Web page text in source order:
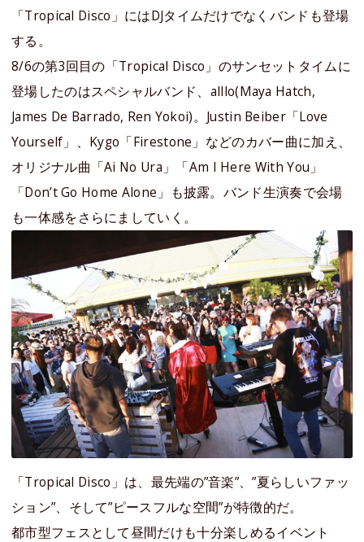
「Tropical Disco」にはDJタイムだけでなくバンドも登場
する。
8/6の第3回目の「Tropical Disco」のサンセットタイムに
登場したのはスペシャルバンド、alllo(Maya Hatch,
James De Barrado, Ren Yokoi)。Justin Beiber「Love
Yourself」、Kygo「Firestone」などのカバー曲に加え、
オリジナル曲「Ai No Ura」「Am I Here With You」
「Don’t Go Home Alone」も披露。バンド生演奏で会場
も一体感をさらにましていく。
「Tropical Disco」は、最先端の”音楽”、”夏らしいファッ
ション”、そして”ピースフルな空間”が特徴的だ。
都市型フェスとして昼間だけも十分楽しめるイベント